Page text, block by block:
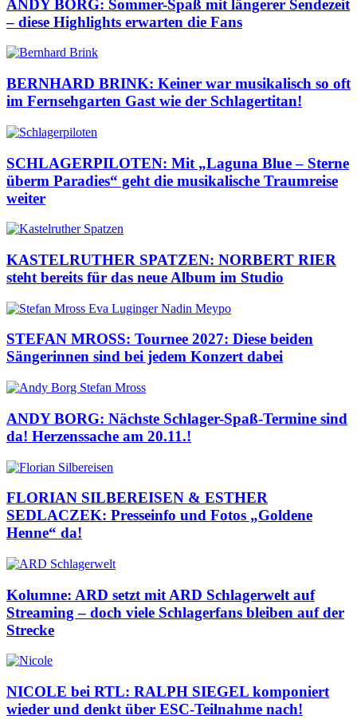
ANDY BORG: Sommer-Spaß mit längerer Sendezeit
– diese Highlights erwarten die Fans
BERNHARD BRINK: Keiner war musikalisch so oft
im Fernsehgarten Gast wie der Schlagertitan!
SCHLAGERPILOTEN: Mit „Laguna Blue – Sterne
überm Paradies“ geht die musikalische Traumreise
weiter
KASTELRUTHER SPATZEN: NORBERT RIER
steht bereits für das neue Album im Studio
STEFAN MROSS: Tournee 2027: Diese beiden
Sängerinnen sind bei jedem Konzert dabei
ANDY BORG: Nächste Schlager-Spaß-Termine sind
da! Herzenssache am 20.11.!
FLORIAN SILBEREISEN & ESTHER
SEDLACZEK: Presseinfo und Fotos „Goldene
Henne“ da!
Kolumne: ARD setzt mit ARD Schlagerwelt auf
Streaming – doch viele Schlagerfans bleiben auf der
Strecke
NICOLE bei RTL: RALPH SIEGEL komponiert
wieder und denkt über ESC-Teilnahme nach!